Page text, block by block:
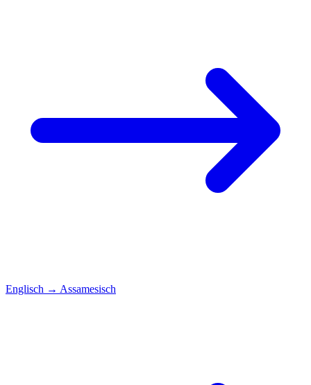
Englisch → Assamesisch